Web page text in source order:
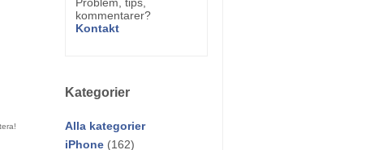
kommentarer?
Kontakt
Kategorier
Alla kategorier
iPhone (162)